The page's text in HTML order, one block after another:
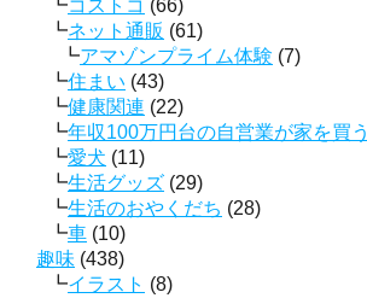
コストコ (66)
ネット通販 (61)
アマゾンプライム体験 (7)
住まい (43)
健康関連 (22)
年収100万円台の自営業が家を買う
愛犬 (11)
生活グッズ (29)
生活のおやくだち (28)
車 (10)
趣味 (438)
イラスト (8)